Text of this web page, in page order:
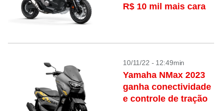
R$ 10 mil mais cara
10/11/22 - 12:49min
Yamaha NMax 2023
ganha conectividade
e controle de tração